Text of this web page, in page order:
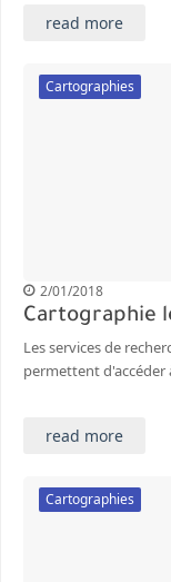
read more
Cartographies
2/01/2018
Cartographie
Les services de
permettent d'accéder
read more
Cartographies